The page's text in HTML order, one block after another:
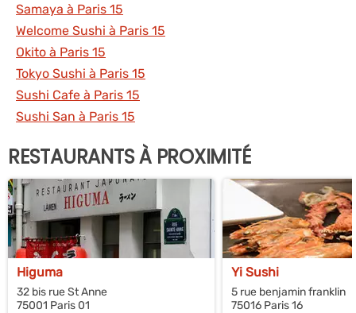
Samaya à Paris 15
Welcome Sushi à Paris 15
Okito à Paris 15
Tokyo Sushi à Paris 15
Sushi Cafe à Paris 15
Sushi San à Paris 15
RESTAURANTS À PROXIMITÉ
Higuma
32 bis rue St Anne
75001 Paris 01
Yi Sushi
5 rue benjamin franklin
75016 Paris 16